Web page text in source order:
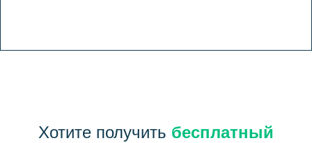
Хотите получить бесплатный